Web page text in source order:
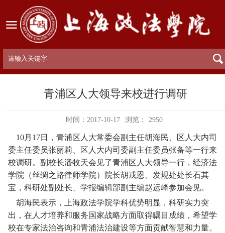
青浦区人大领导来校进行调研
时间：2017-10-17 浏览： 2950
10月17日，青浦区人大常委会副主任胡海民、区人大内司
委主任委员张丽莉、区人大内司委副主任委员张备等一行来
校调研。副校长潘牧天会见了青浦区人大领导一行，经济法
学院（丝绸之路律师学院）院长胡戎恩、发规处处长石其
宝，科研处副处长、学报编辑部副主编赵运峰参加会见。
胡海民表示，上海政法学院学科优势明显，科研实力突
出，在人才培养和服务国家战略方面取得瞩目成绩，希望学
校在专家法治咨询和青浦法治建设等方面贡献智慧和力量。